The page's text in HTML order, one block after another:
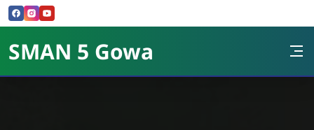
Skip to Content
SMAN 5 Gowa